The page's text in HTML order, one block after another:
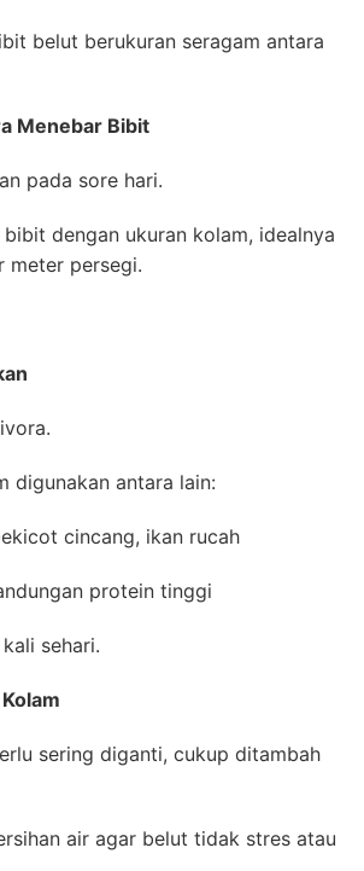
belut berukuran seragam antara
Menebar Bibit
pada sore hari.
bibit dengan ukuran kolam, idealnya
meter persegi.
digunakan antara lain:
cincang, ikan rucah
protein tinggi
kali sehari.
sering diganti, cukup ditambah
air agar belut tidak stres atau